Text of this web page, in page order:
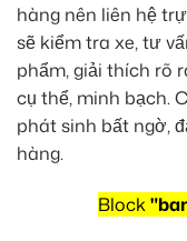
hàng nên liên hệ
sẽ kiểm tra xe, tư
phẩm, giải thích rõ
cụ thể, minh bạch.
phát sinh bất ngờ,
hàng.
Block